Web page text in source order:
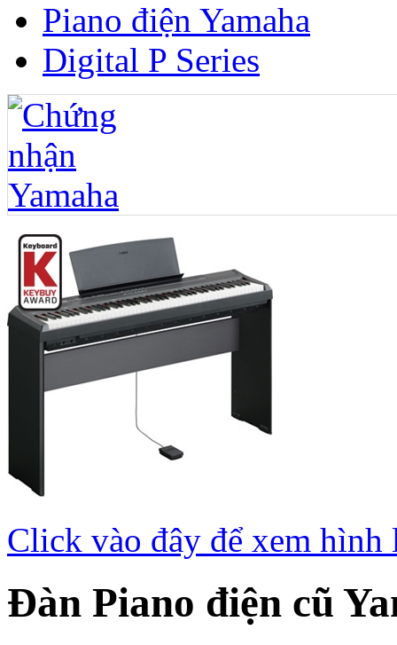
Piano điện Yamaha
Digital P Series
Click vào đây để xem hình
Đàn Piano điện cũ